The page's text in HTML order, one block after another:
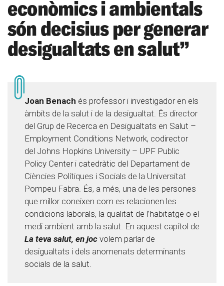
econòmics i ambientals
són decisius per generar
desigualtats en salut”
Joan Benach és professor i investigador en els
àmbits de la salut i de la desigualtat. És director
del Grup de Recerca en Desigualtats en Salut –
Employment Conditions Network, codirector
del Johns Hopkins University – UPF Public
Policy Center i catedràtic del Departament de
Ciències Polítiques i Socials de la Universitat
Pompeu Fabra. És, a més, una de les persones
que millor coneixen com es relacionen les
condicions laborals, la qualitat de l’habitatge o el
medi ambient amb la salut. En aquest capítol de
La teva salut, en joc volem parlar de
desigualtats i dels anomenats determinants
socials de la salut.